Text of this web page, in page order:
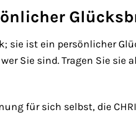
sie ist ein persönlicher
Sie sind. Tragen Sie sie
für sich selbst, die